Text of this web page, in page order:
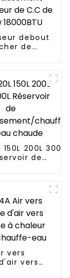
debout
de
18000BTU
150L 200L 300L
de
vers
vers